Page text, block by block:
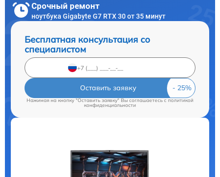
Срочный ремонт
ноутбука Gigabyte G7 RTX 30 от 35 минут
Бесплатная консультация со
специалистом
Оставить заявку
Нажимая на кнопку "Оставить заявку" Вы соглашаетесь c политикой
конфиденциальности